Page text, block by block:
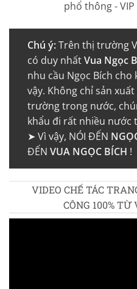
phổ thông - VIP
Chú ý:Trên thị trường
có duy nhấtVua Ngọc
nhu cầu Ngọc Bích
vậy. Không chỉ sản
trường trong nước,
khẩu đi rất nhiều nước
➤ Vì vậy, NÓI ĐẾN
ĐẾN VUA NGỌC BÍCH !
VIDEO CHẾ TÁC
CÔNG 100% TỪ